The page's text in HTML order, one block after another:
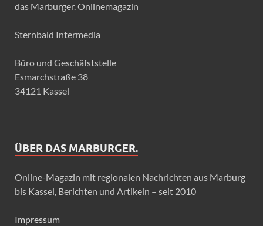
das Marburger. Onlinemagazin
Sternbald Intermedia
Büro und Geschäfststelle
Esmarchstraße 38
34121 Kassel
ÜBER DAS MARBURGER.
Online-Magazin mit regionalen Nachrichten aus Marburg
bis Kassel, Berichten und Artikeln – seit 2010
Impressum